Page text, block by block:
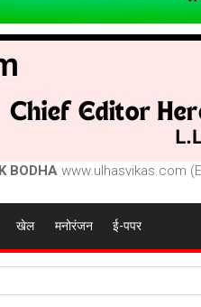
BODHA www.ulhasvikas.com
खेल मनोरंजन ई-पपर